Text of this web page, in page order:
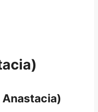
Anastacia)